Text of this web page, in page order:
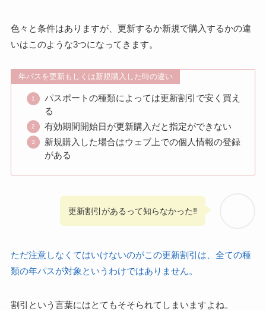
色々と条件はありますが、更新するか新規で購入するかの違
いはこのような3つになってきます。
年パスを更新もしくは新規購入した時の違い
パスポートの種類によっては更新割引で安く買え
る
有効期間開始日が更新購入だと指定ができない
新規購入した場合はウェブ上での個人情報の登録
がある
更新割引があるって知らなかった‼︎
ただ注意しなくてはいけないのがこの更新割引は、全ての種
類の年パスが対象というわけではありません。
割引という言葉にはとてもそそられてしまいますよね。